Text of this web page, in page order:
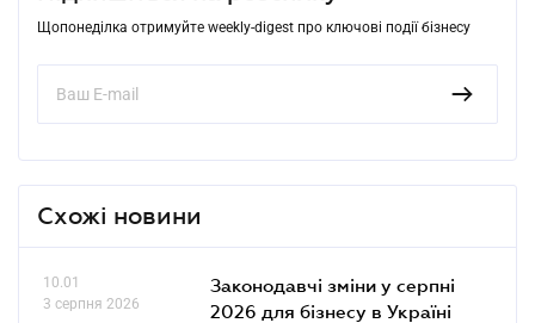
Щопонеділка отримуйте weekly-digest про ключові події бізнесу
Схожі новини
10.01
3 серпня 2026
Законодавчі зміни у серпні
2026 для бізнесу в Україні